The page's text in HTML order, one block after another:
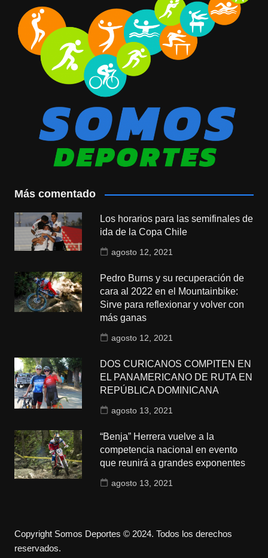
Más comentado
Los horarios para las semifinales de
ida de la Copa Chile
agosto 12, 2021
Pedro Burns y su recuperación de
cara al 2022 en el Mountainbike:
Sirve para reflexionar y volver con
más ganas
agosto 12, 2021
DOS CURICANOS COMPITEN EN
EL PANAMERICANO DE RUTA EN
REPÚBLICA DOMINICANA
agosto 13, 2021
“Benja” Herrera vuelve a la
competencia nacional en evento
que reunirá a grandes exponentes
agosto 13, 2021
Copyright Somos Deportes © 2024. Todos los derechos
reservados.